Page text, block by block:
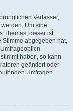
Verfasser,
Um eine
Themas; dieser ist
Stimme abgegeben hat,
haben, so kann
geändert oder
Umfragen